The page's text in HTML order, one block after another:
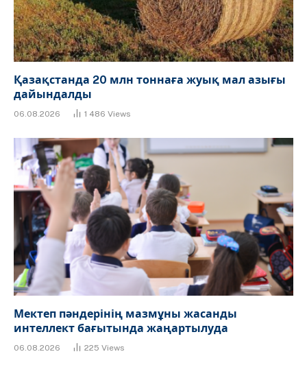
Қазақстанда 20 млн тоннаға жуық мал азығы
дайындалды
06.08.2026 1 486 Views
Мектеп пәндерінің мазмұны жасанды
интеллект бағытында жаңартылуда
06.08.2026 225 Views